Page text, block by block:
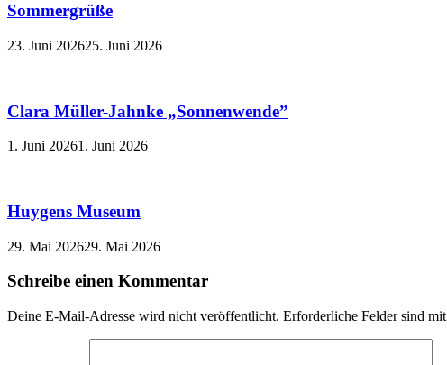
Sommergrüße
23. Juni 202625. Juni 2026
Clara Müller-Jahnke „Sonnenwende”
1. Juni 20261. Juni 2026
Huygens Museum
29. Mai 202629. Mai 2026
Schreibe einen Kommentar
Deine E-Mail-Adresse wird nicht veröffentlicht. Erforderliche Felder sind mit